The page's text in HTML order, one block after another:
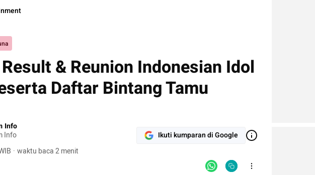
& Reunion Indonesian Idol
Daftar Bintang Tamu
Info
Info
· waktu baca 2 menit
Ikuti kumparan di Google